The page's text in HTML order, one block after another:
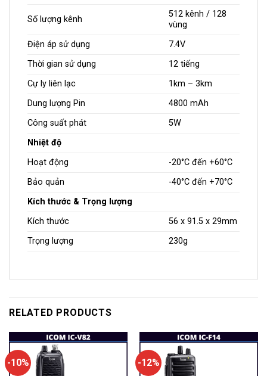
Số lượng kênh
512 kênh / 128
vùng
Điện áp sử dụng
7.4V
Thời gian sử dụng
12 tiếng
Cự ly liên lạc
1km – 3km
Dung lượng Pin
4800 mAh
Công suất phát
5W
Nhiệt độ
Hoạt động
-20°C đến +60°C
Bảo quản
-40°C đến +70°C
Kích thước & Trọng lượng
Kích thước
56 x 91.5 x 29mm
Trọng lượng
230g
RELATED PRODUCTS
-10% -12%